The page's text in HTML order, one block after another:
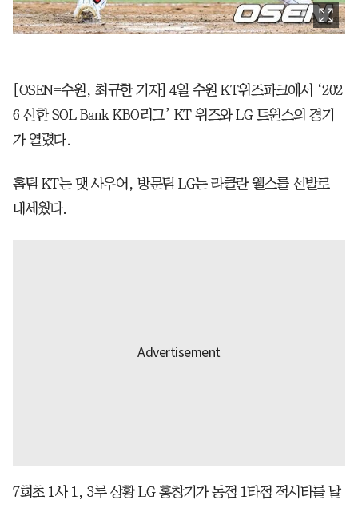
[OSEN=수원, 최규한 기자] 4일 수원 KT위즈파크에서 ‘202
6 신한 SOL Bank KBO리그’ KT 위즈와 LG 트윈스의 경기
가 열렸다.
홈팀 KT는 맷 사우어, 방문팀 LG는 라클란 웰스를 선발로
내세웠다.
7회초 1사 1, 3루 상황 LG 홍창기가 동점 1타점 적시타를 날